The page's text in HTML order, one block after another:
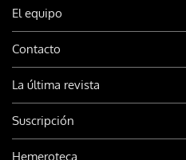
El equipo
Contacto
La última revista
Suscripción
Hemeroteca